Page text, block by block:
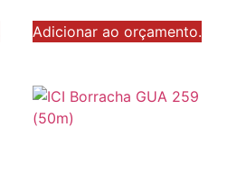
Adicionar ao orçamento.